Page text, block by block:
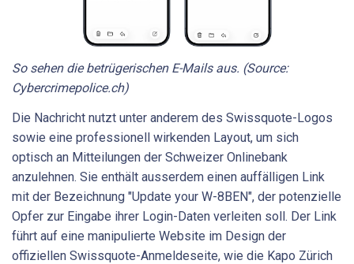
So sehen die betrügerischen E-Mails aus. (Source:
Cybercrimepolice.ch)
Die Nachricht nutzt unter anderem des Swissquote-Logos
sowie eine professionell wirkenden Layout, um sich
optisch an Mitteilungen der Schweizer Onlinebank
anzulehnen. Sie enthält ausserdem einen auffälligen Link
mit der Bezeichnung "Update your W-8BEN", der potenzielle
Opfer zur Eingabe ihrer Login-Daten verleiten soll. Der Link
führt auf eine manipulierte Website im Design der
offiziellen Swissquote-Anmeldeseite, wie die Kapo Zürich